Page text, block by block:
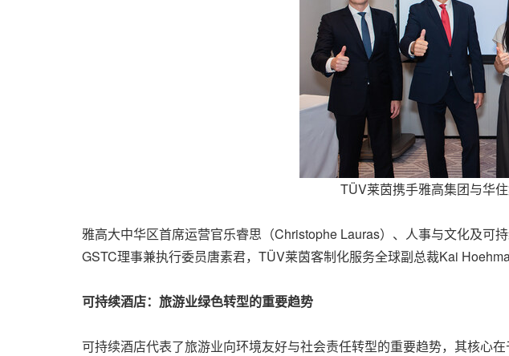
TÜV莱茵携手雅高集团与华
雅高大中华区首席运营官乐睿思（Christophe Lauras）、人事与文化及可
GSTC理事兼执行委员唐素君，TÜV莱茵客制化服务全球副总裁Kai
可持续酒店：旅游业绿色转型的重要趋势
可持续酒店代表了旅游业向环境友好与社会责任转型的重要趋势，其核心